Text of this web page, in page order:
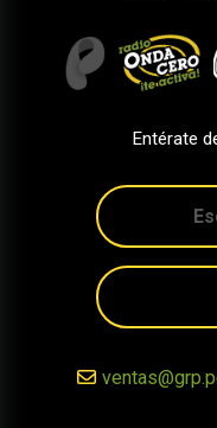
Entérate